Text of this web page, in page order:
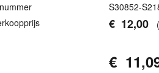
S30852-
€ 12,00
€ 11,